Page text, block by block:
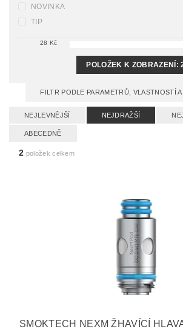
NOVINKA
TIP
28 Kč
POLOŽEK K ZOBRAZENÍ:
FILTR PODLE PARAMETRŮ, VLASTNOSTÍ
NEJLEVNĚJŠÍ NEJDRAŽŠÍ
ABECEDNĚ
2 položek celkem
SMOKTECH NEXM ŽHAVÍCÍ